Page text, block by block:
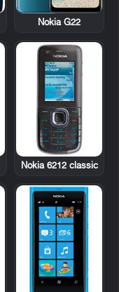
Nokia G22
Nokia 6212 classic